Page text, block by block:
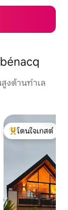
งด้านทำเล
โดนใจเกสต์ที่สุด
โดนใจเกสต์